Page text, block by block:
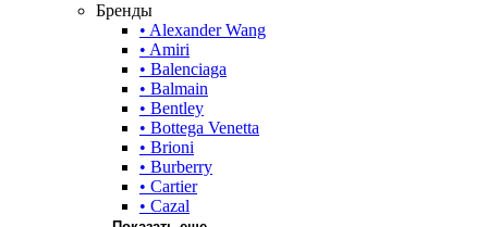
Бренды
• Alexander Wang
• Amiri
• Balenciaga
• Balmain
• Bentley
• Bottega Venetta
• Brioni
• Burberry
• Cartier
• Cazal